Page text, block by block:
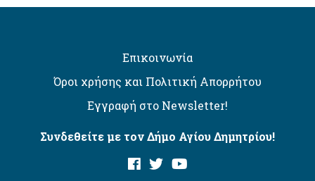
Επικοινωνία
Όροι χρήσης και Πολιτική Απορρήτου
Εγγραφή στο Newsletter!
Συνδεθείτε με τον Δήμο Αγίου Δημητρίου!